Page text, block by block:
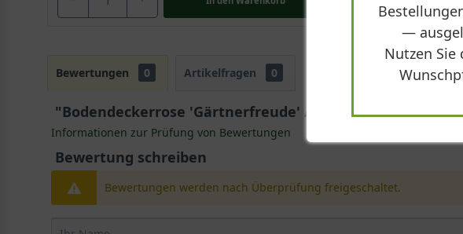
Bewertungen 0 Artikelfragen 0
"Bodendeckerrose 'Gärtnerfreude' / Rosa
Informationen zur Prüfung von Bewertungen
Bewertung schreiben
Bewertungen werden nach Überprüfung freigeschaltet.
—
Nutzen Sie